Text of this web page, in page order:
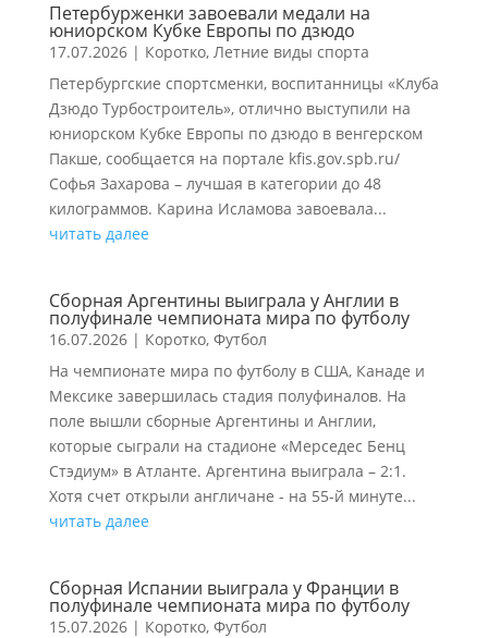
Петербурженки завоевали медали на
юниорском Кубке Европы по дзюдо
17.07.2026| Коротко, Летние виды спорта
Петербургские спортсменки, воспитанницы «Клуба
Дзюдо Турбостроитель», отлично выступили на
юниорском Кубке Европы по дзюдо в венгерском
Пакше, сообщается на портале kfis.gov.spb.ru/
Софья Захарова – лучшая в категории до 48
килограммов. Карина Исламова завоевала...
читать далее
Сборная Аргентины выиграла у Англии в
полуфинале чемпионата мира по футболу
16.07.2026| Коротко, Футбол
На чемпионате мира по футболу в США, Канаде и
Мексике завершилась стадия полуфиналов. На
поле вышли сборные Аргентины и Англии,
которые сыграли на стадионе «Мерседес Бенц
Стэдиум» в Атланте. Аргентина выиграла – 2:1.
Хотя счет открыли англичане - на 55-й минуте...
читать далее
Сборная Испании выиграла у Франции в
полуфинале чемпионата мира по футболу
15.07.2026| Коротко, Футбол